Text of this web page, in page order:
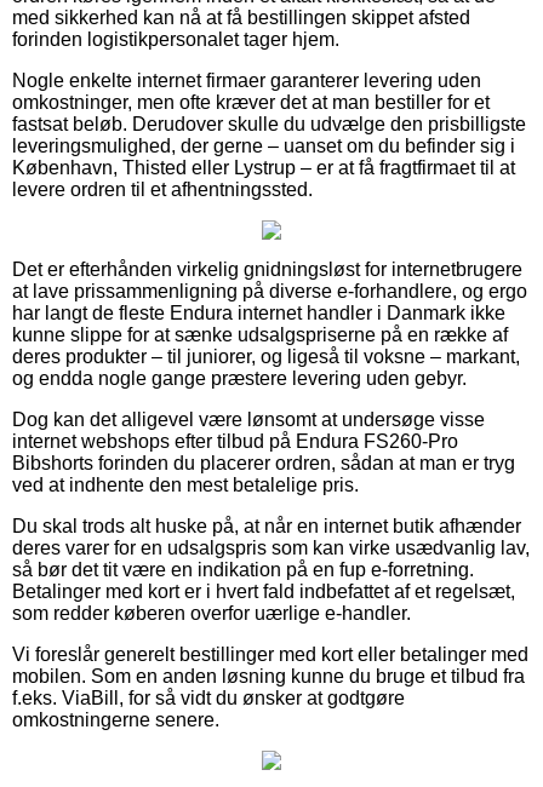
med sikkerhed kan nå at få bestillingen skippet afsted
forinden logistikpersonalet tager hjem.
Nogle enkelte internet firmaer garanterer levering uden
omkostninger, men ofte kræver det at man bestiller for et
fastsat beløb. Derudover skulle du udvælge den prisbilligste
leveringsmulighed, der gerne – uanset om du befinder sig i
København, Thisted eller Lystrup – er at få fragtfirmaet til at
levere ordren til et afhentningssted.
Det er efterhånden virkelig gnidningsløst for internetbrugere
at lave prissammenligning på diverse e-forhandlere, og ergo
har langt de fleste Endura internet handler i Danmark ikke
kunne slippe for at sænke udsalgspriserne på en række af
deres produkter – til juniorer, og ligeså til voksne – markant,
og endda nogle gange præstere levering uden gebyr.
Dog kan det alligevel være lønsomt at undersøge visse
internet webshops efter tilbud på Endura FS260-Pro
Bibshorts forinden du placerer ordren, sådan at man er tryg
ved at indhente den mest betalelige pris.
Du skal trods alt huske på, at når en internet butik afhænder
deres varer for en udsalgspris som kan virke usædvanlig lav,
så bør det tit være en indikation på en fup e-forretning.
Betalinger med kort er i hvert fald indbefattet af et regelsæt,
som redder køberen overfor uærlige e-handler.
Vi foreslår generelt bestillinger med kort eller betalinger med
mobilen. Som en anden løsning kunne du bruge et tilbud fra
f.eks. ViaBill, for så vidt du ønsker at godtgøre
omkostningerne senere.